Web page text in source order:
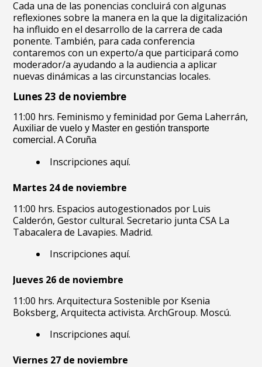
Cada una de las ponencias concluirá con algunas
reflexiones sobre la manera en la que la digitalización
ha influido en el desarrollo de la carrera de cada
ponente. También, para cada conferencia
contaremos con un experto/a que participará como
moderador/a ayudando a la audiencia a aplicar
nuevas dinámicas a las circunstancias locales.
Lunes 23 de noviembre
11:00 hrs. Feminismo y feminidad por Gema Laherrán,
Auxiliar de vuelo y Master en gestión transporte
comercial. A Coruña
Inscripcionesaquí.
Martes 24 de noviembre
11:00 hrs. Espacios autogestionados por Luis
Calderón,Gestor cultural. Secretario junta CSA La
Tabacalera de Lavapies. Madrid.
Inscripcionesaquí.
Jueves 26 de noviembre
11:00 hrs. Arquitectura Sostenible por Ksenia
Boksberg, Arquitecta activista. ArchGroup. Moscú.
Inscripcionesaquí.
Viernes 27 de noviembre